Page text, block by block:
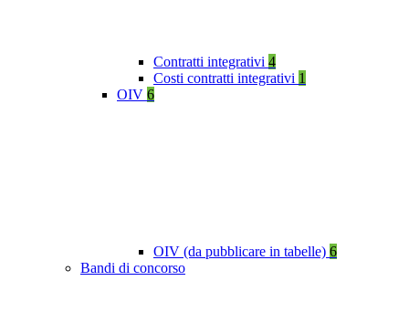
Contratti integrativi 4
Costi contratti integrativi 1
OIV 6
OIV (da pubblicare in tabelle) 6
Bandi di concorso